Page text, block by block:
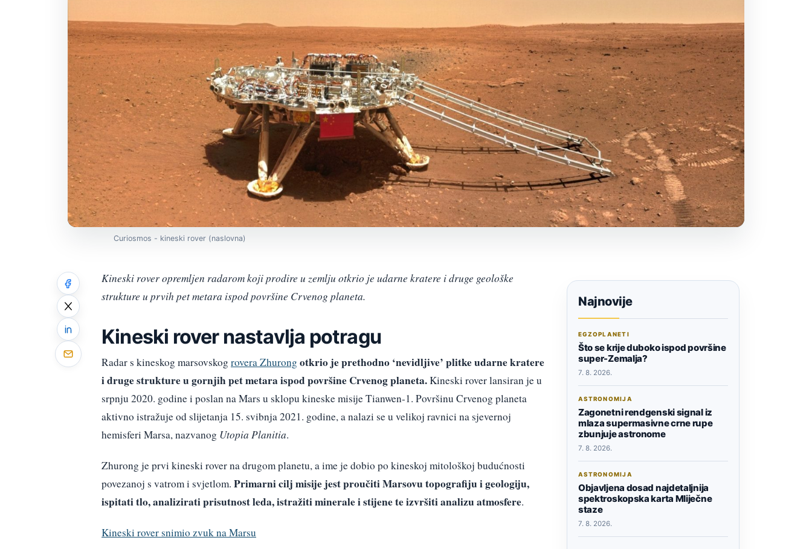
Curiosmos - kineski rover (naslovna)
Kineski rover opremljen radarom koji prodire u zemlju otkrio je udarne kratere i druge geološke
strukture u prvih pet metara ispod površine Crvenog planeta.
Kineski rover nastavlja potragu
Radar s kineskog marsovskog rovera Zhurong otkrio je prethodno ‘nevidljive’ plitke udarne kratere
i druge strukture u gornjih pet metara ispod površine Crvenog planeta.Kineski rover lansiran je u
srpnju 2020. godine i poslan na Mars u sklopu kineske misije Tianwen-1. Površinu Crvenog planeta
aktivno istražuje od slijetanja 15. svibnja 2021. godine, a nalazi se u velikoj ravnici na sjevernoj
hemisferi Marsa, nazvanog Utopia Planitia.
Zhurong je prvi kineski rover na drugom planetu, a ime je dobio po kineskoj mitološkoj budućnosti
povezanoj s vatrom i svjetlom. Primarni cilj misije jest proučiti Marsovu topografiju i geologiju,
ispitati tlo, analizirati prisutnost leda, istražiti minerale i stijene te izvršiti analizu atmosfere.
Kineski rover snimio zvuk na Marsu
Najnovije
EGZOPLANETI
Što se krije duboko ispod površine
super-Zemalja?
7. 8. 2026.
ASTRONOMIJA
Zagonetni rendgenski signal iz
mlaza supermasivne crne rupe
zbunjuje astronome
7. 8. 2026.
ASTRONOMIJA
Objavljena dosad najdetaljnija
spektroskopska karta Mliječne
staze
7. 8. 2026.